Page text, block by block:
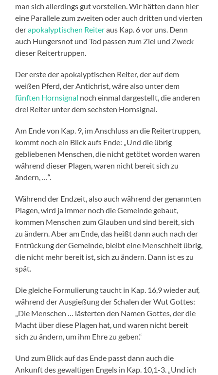
man sich allerdings gut vorstellen. Wir hätten dann hier
eine Parallele zum zweiten oder auch dritten und vierten
derapokalyptischen Reiteraus Kap. 6 vor uns. Denn
auch Hungersnot und Tod passen zum Ziel und Zweck
dieser Reitertruppen.
Der erste der apokalyptischen Reiter, der auf dem
weißen Pferd, der Antichrist, wäre also unter dem
fünften Hornsignal noch einmal dargestellt, die anderen
drei Reiter unter dem sechsten Hornsignal.
Am Ende von Kap. 9, im Anschluss an die Reitertruppen,
kommt noch ein Blick aufs Ende: „Und die übrig
gebliebenen Menschen, die nicht getötet worden waren
während dieser Plagen, waren nicht bereit sich zu
ändern, …“.
Während der Endzeit, also auch während der genannten
Plagen, wird ja immer noch die Gemeinde gebaut,
kommen Menschen zum Glauben und sind bereit, sich
zu ändern. Aber am Ende, das heißt dann auch nach der
Entrückung der Gemeinde, bleibt eine Menschheit übrig,
die nicht mehr bereit ist, sich zu ändern. Dann ist es zu
spät.
Die gleiche Formulierung taucht in Kap. 16,9 wieder auf,
während der Ausgießung der Schalen der Wut Gottes:
„Die Menschen … lästerten den Namen Gottes, der die
Macht über diese Plagen hat, und waren nicht bereit
sich zu ändern, um ihm Ehre zu geben.“
Und zum Blick auf das Ende passt dann auch die
Ankunft des gewaltigen Engels in Kap. 10,1-3. „Und ich